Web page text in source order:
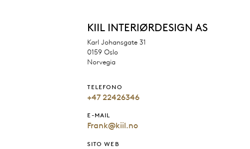
KIIL INTERIØRDESIGN AS
Karl Johansgate 31
0159 Oslo
Norvegia
TELEFONO
+47 22426346
E-MAIL
Frank@kiil.no
SITO WEB